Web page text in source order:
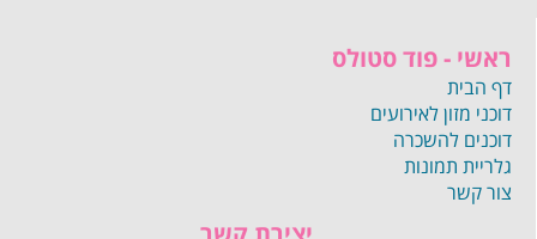
ראשי - פוד סטולס
דף הבית
דוכני מזון לאירועים
דוכנים להשכרה
גלריית תמונות
צור קשר